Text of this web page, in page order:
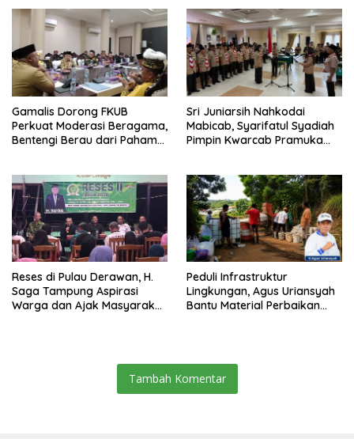
Gamalis Dorong FKUB
Perkuat Moderasi Beragama,
Bentengi Berau dari Paham
Sri Juniarsih Nahkodai
Mabicab, Syarifatul Syadiah
Pimpin Kwarcab Pramuka
Reses di Pulau Derawan, H.
Saga Tampung Aspirasi
Warga dan Ajak Masyarakat
Peduli Infrastruktur
Lingkungan, Agus Uriansyah
Bantu Material Perbaikan
Tambah Komentar